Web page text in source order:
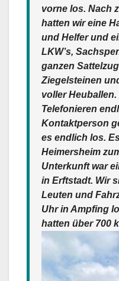
vorne los. Nach
hatten wir eine
und Helfer und
LKW’s,
ganzen
Ziegelsteinen
voller
Telefonieren
Kontaktperson
es endlich los.
Heimersheim
Unterkunft war
in Erftstadt. Wir
Leuten und
Uhr in Ampfing
hatten über 700